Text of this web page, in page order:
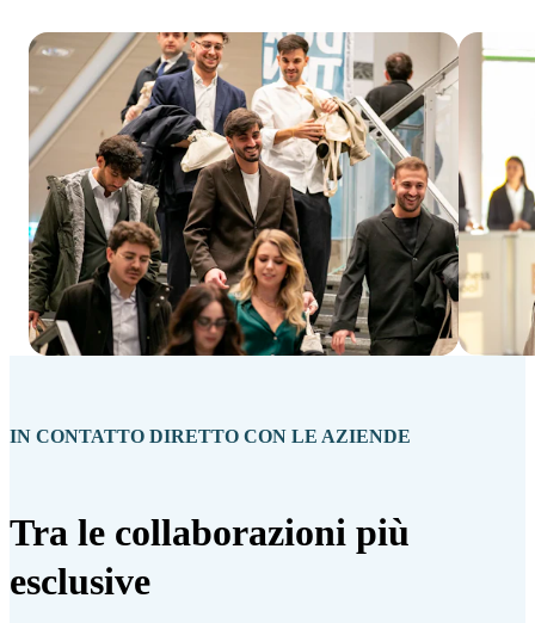
IN CONTATTO DIRETTO CON LE AZIENDE
Tra le collaborazioni più
esclusive